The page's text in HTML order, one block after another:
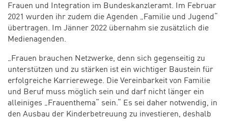
Frauen und Integration im Bundeskanzleramt. Im Februar
2021 wurden ihr zudem die Agenden „Familie und Jugend“
übertragen. Im Jänner 2022 übernahm sie zusätzlich die
Medienagenden.
„Frauen brauchen Netzwerke, denn sich gegenseitig zu
unterstützen und zu stärken ist ein wichtiger Baustein für
erfolgreiche Karrierewege. Die Vereinbarkeit von Familie
und Beruf muss möglich sein und darf nicht länger ein
alleiniges „Frauenthema“ sein.“ Es sei daher notwendig, in
den Ausbau der Kinderbetreuung zu investieren, deshalb